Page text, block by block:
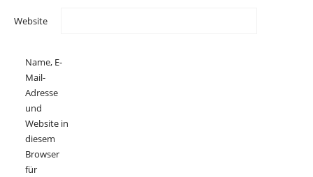
Website
Name, E-
Mail-
Adresse
und
Website in
diesem
Browser
für